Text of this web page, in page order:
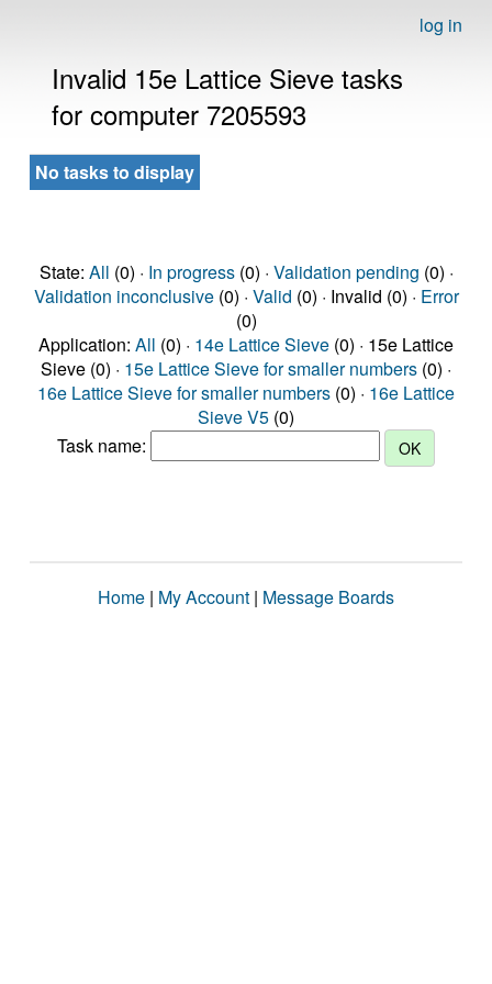
log in
Invalid 15e Lattice Sieve tasks
for computer 7205593
No tasks to display
State: All (0) · In progress(0) · Validation pending (0) ·
Validation inconclusive(0) · Valid (0) · Invalid (0) · Error
(0)
Application: All (0) · 14e Lattice Sieve (0) · 15e Lattice
Sieve (0) · 15e Lattice Sieve for smaller numbers (0) ·
16e Lattice Sieve for smaller numbers (0) · 16e Lattice
Sieve V5 (0)
Task name:
Home | My Account | Message Boards